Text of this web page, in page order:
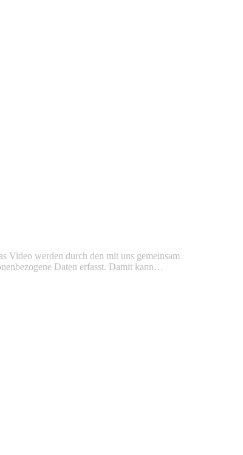
werden durch den mit uns gemeinsam
Daten erfasst. Damit kann…